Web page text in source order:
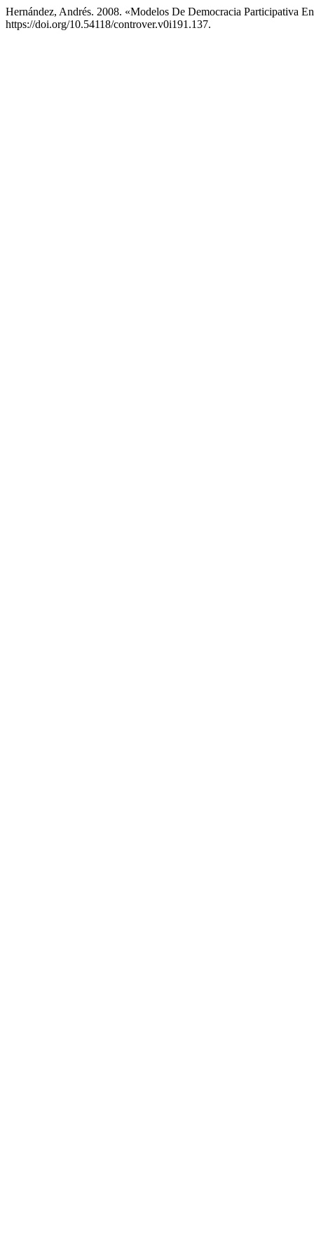
Hernández, Andrés. 2008. «Modelos De Democracia Participativa
https://doi.org/10.54118/controver.v0i191.137.